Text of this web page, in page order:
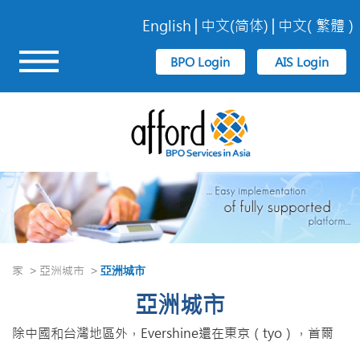
English 中文(简体) 中文( 繁體 )
家 > 亞洲城市 > 亞洲城市
亞洲城市
除中國和台灣地區外，Evershine還在東京（tyo），首爾